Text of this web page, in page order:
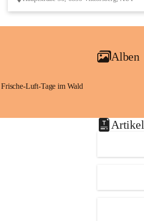
Alben
Frische-Luft-Tage im Wald
Artikel